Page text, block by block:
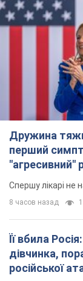
Дружина
перший
"агресивний"
Спершу лікарі не
8 часов назад
Її вбила
дівчинка,
російської